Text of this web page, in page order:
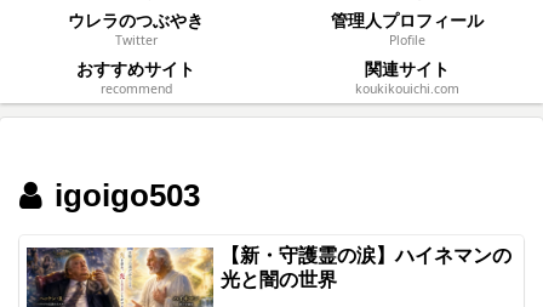
ウレラのつぶやき
Twitter
管理人プロフィール
Plofile
おすすめサイト
recommend
関連サイト
koukikouichi.com
igoigo503
【新・守護霊の涙】ハイネマンの
光と闇の世界